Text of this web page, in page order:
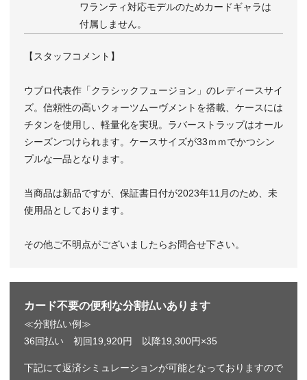
ワランティ対応モデルのためカードギャラは
付属しません。
【スタッフコメント】
ウブロ代表作「クラシックフュージョン」のレディースサイ
ズ。信頼性の高いクォーツムーヴメントを搭載、ケースには
チタンを使用し、軽量化を実現。ラバーストラップはオール
シーズンつけられます。ケースサイズが33ｍｍでかつシン
プルな一品となります。
当商品は新品ですが、保証書日付が2023年11月のため、未
使用品としております。
その他ご不明点がございましたらお問合せ下さい。
カード不要の便利な分割払いあります
≪分割払い例≫
36回払い 初回19,920円 以降19,300円×35
下記にて返済シミュレーションが可能となっておりますので